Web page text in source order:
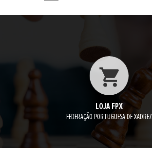
LOJA FPX
FEDERAÇÃO PORTUGUESA DE XADREZ